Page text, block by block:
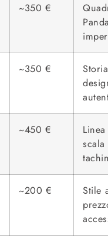
~350 €
~350 €
~450 €
scala
~200 €
Stile